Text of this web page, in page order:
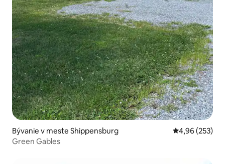
Bývanie v meste Shippensburg Priemerné
4,96 (253)
Green Gables